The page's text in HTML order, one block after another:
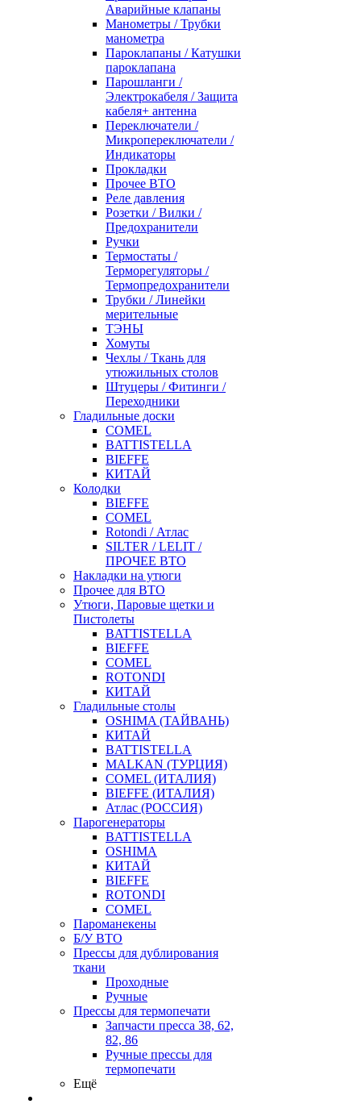
Аварийные клапаны
Манометры / Трубки
манометра
Пароклапаны / Катушки
пароклапана
Парошланги /
Электрокабеля / Защита
кабеля+ антенна
Переключатели /
Микропереключатели /
Индикаторы
Прокладки
Прочее ВТО
Реле давления
Розетки / Вилки /
Предохранители
Ручки
Термостаты /
Терморегуляторы /
Термопредохранители
Трубки / Линейки
мерительные
ТЭНЫ
Хомуты
Чехлы / Ткань для
утюжильных столов
Штуцеры / Фитинги /
Переходники
Гладильные доски
COMEL
BATTISTELLA
BIEFFE
КИТАЙ
Колодки
BIEFFE
COMEL
Rotondi / Атлас
SILTER / LELIT /
ПРОЧЕЕ ВТО
Накладки на утюги
Прочее для ВТО
Утюги, Паровые щетки и
Пистолеты
BATTISTELLA
BIEFFE
COMEL
ROTONDI
КИТАЙ
Гладильные столы
OSHIMA (ТАЙВАНЬ)
КИТАЙ
BATTISTELLA
MALKAN (ТУРЦИЯ)
COMEL (ИТАЛИЯ)
BIEFFE (ИТАЛИЯ)
Атлас (РОССИЯ)
Парогенераторы
BATTISTELLA
OSHIMA
КИТАЙ
BIEFFE
ROTONDI
COMEL
Пароманекены
Б/У ВТО
Прессы для дублирования
ткани
Проходные
Ручные
Прессы для термопечати
Запчасти пресса 38, 62,
82, 86
Ручные прессы для
термопечати
Ещё